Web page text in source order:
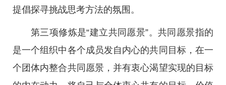
提倡探寻挑战思考方法的氛围。
第三项修炼是“建立共同愿景”。共同愿景指的
是一个组织中各个成员发自内心的共同目标，在一
个团体内整合共同愿景，并有衷心渴望实现的目标